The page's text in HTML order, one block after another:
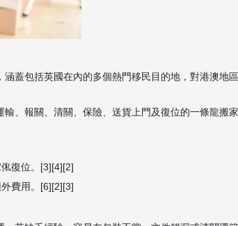
蓋包括英國在內的多個熱門移民目的地，對港澳地
、報關、清關、保險、送貨上門及復位的一條龍搬
復位。[3][4][2]
費用。[6][2][3]